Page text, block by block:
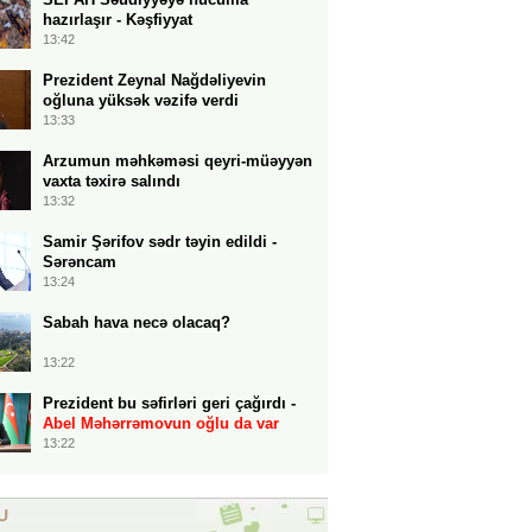
hazırlaşır - Kəşfiyyat
13:42
Prezident Zeynal Nağdəliyevin
oğluna yüksək vəzifə verdi
13:33
Arzumun məhkəməsi qeyri-müəyyən
vaxta təxirə salındı
13:32
Samir Şərifov sədr təyin edildi -
Sərəncam
13:24
Sabah hava necə olacaq?
13:22
Prezident bu səfirləri geri çağırdı -
Abel Məhərrəmovun oğlu da var
13:22